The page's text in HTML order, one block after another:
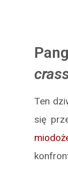
Ten
się